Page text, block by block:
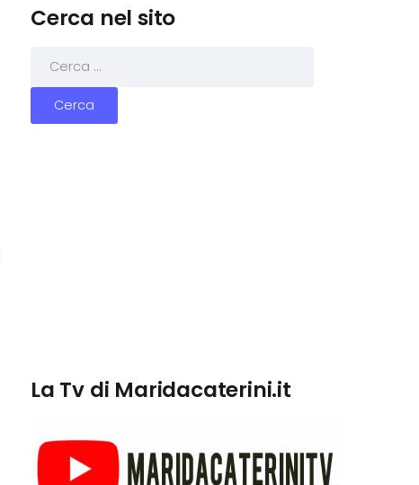
Cerca nel sito
La Tv di Maridacaterini.it